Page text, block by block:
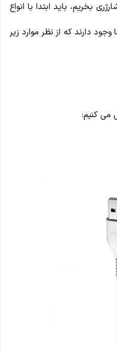
بخریم، باید ابتدا با انواع
دارند که از نظر موارد زیر
می کنیم: